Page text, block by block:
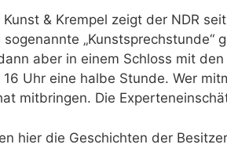
& Krempel zeigt der NDR
aber in einem Schloss mit
Uhr eine halbe Stunde. Wer
mitbringen. Die
hier die Geschichten der